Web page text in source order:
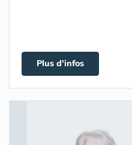
Plus d'infos